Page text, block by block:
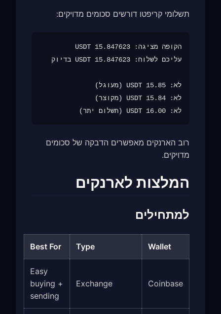
תשלומי קריפטו דורשים סכומים מדויקים:
לא: 16.00 USDT (תשלום יתר)
רוב הארנקים מאפשרים הדבקה של סכומים
מדויקים.
המלצות לארנקים
למתחילים
Wallet
Type
Best For
Coinbase
Exchange
Easy
buying +
sending